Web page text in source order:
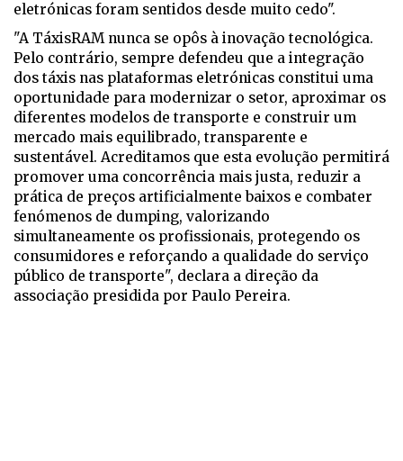
eletrónicas foram sentidos desde muito cedo".
"A TáxisRAM nunca se opôs à inovação tecnológica.
Pelo contrário, sempre defendeu que a integração
dos táxis nas plataformas eletrónicas constitui uma
oportunidade para modernizar o setor, aproximar os
diferentes modelos de transporte e construir um
mercado mais equilibrado, transparente e
sustentável. Acreditamos que esta evolução permitirá
promover uma concorrência mais justa, reduzir a
prática de preços artificialmente baixos e combater
fenómenos de dumping, valorizando
simultaneamente os profissionais, protegendo os
consumidores e reforçando a qualidade do serviço
público de transporte", declara a direção da
associação presidida por Paulo Pereira.